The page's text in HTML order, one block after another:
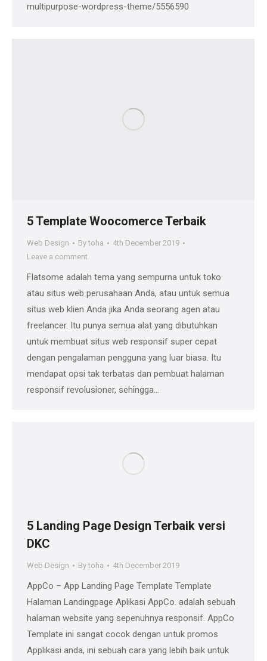
multipurpose-wordpress-theme/5556590
5 Template Woocomerce Terbaik
Web Design Bytoha
4th December 2019
Leave a comment
Flatsome adalah tema yang sempurna untuk toko
atau situs web perusahaan Anda, atau untuk semua
situs web klien Anda jika Anda seorang agen atau
freelancer. Itu punya semua alat yang dibutuhkan
untuk membuat situs web responsif super cepat
dengan pengalaman pengguna yang luar biasa. Itu
mendapat opsi tak terbatas dan pembuat halaman
responsif revolusioner, sehingga…
5 Landing Page Design Terbaik versi
DKC
Web Design Bytoha 4th December 2019
AppCo – App Landing Page Template Template
Halaman Landingpage Aplikasi AppCo. adalah sebuah
halaman website yang sepenuhnya responsif. AppCo
Template ini sangat cocok dengan untuk promos
Applikasi anda, ini sebuah cara yang lebih baik untuk